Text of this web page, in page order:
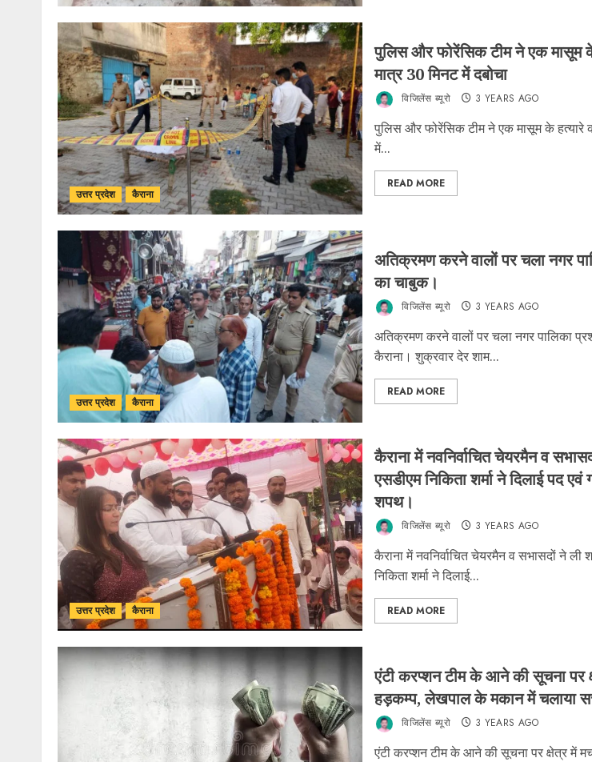
उत्तर प्रदेश कैराना
पुलिस और फोरेंसिक टीम ने एक मासूम
मात्र 30 मिनट में दबोचा
विजिलेंस ब्यूरो 3 YEARS AGO
पुलिस और फोरेंसिक टीम ने एक मासूम के हत्यारे
में...
READ MORE
उत्तर प्रदेश कैराना
अतिक्रमण करने वालों पर चला नगर
का चाबुक।
विजिलेंस ब्यूरो 3 YEARS AGO
अतिक्रमण करने वालों पर चला नगर पालिका
कैराना। शुक्रवार देर शाम...
READ MORE
उत्तर प्रदेश कैराना
कैराना में नवनिर्वाचित चेयरमैन व
एसडीएम निकिता शर्मा ने दिलाई पद एवं
शपथ।
विजिलेंस ब्यूरो 3 YEARS AGO
कैराना में नवनिर्वाचित चेयरमैन व सभासदों ने ली
निकिता शर्मा ने दिलाई...
READ MORE
एंटी करप्शन टीम के आने की सूचना पर
हड़कम्प, लेखपाल के मकान में चलाया
विजिलेंस ब्यूरो 3 YEARS AGO
एंटी करप्शन टीम के आने की सूचना पर क्षेत्र में